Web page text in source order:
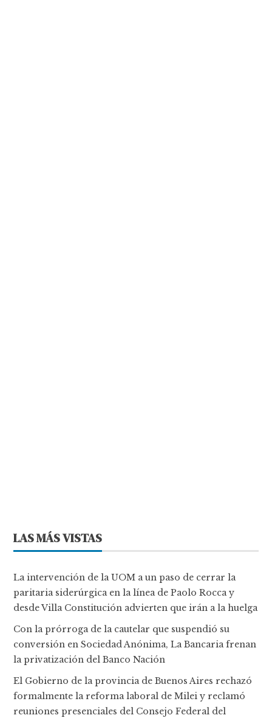
LAS MÁS VISTAS
La intervención de la UOM a un paso de cerrar la
paritaria siderúrgica en la línea de Paolo Rocca y
desde Villa Constitución advierten que irán a la huelga
Con la prórroga de la cautelar que suspendió su
conversión en Sociedad Anónima, La Bancaria frenan
la privatización del Banco Nación
El Gobierno de la provincia de Buenos Aires rechazó
formalmente la reforma laboral de Milei y reclamó
reuniones presenciales del Consejo Federal del